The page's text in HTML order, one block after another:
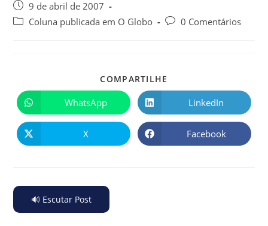
9 de abril de 2007
Coluna publicada em O Globo
0 Comentários
COMPARTILHE
WhatsApp LinkedIn
X Facebook
🔊 Escutar Post